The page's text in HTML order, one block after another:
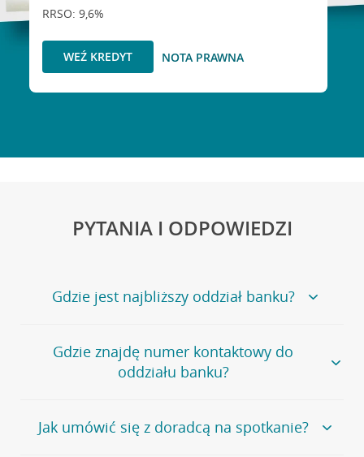
RRSO: 9,6%
WEŹ KREDYT NOTA PRAWNA
PYTANIA I ODPOWIEDZI
Gdzie jest najbliższy oddział banku?
Jeśli szukasz oddziału naszego banku, zapraszamy na
stronęPlacówki i bankomaty, na której znajduje się
wygodna wyszukiwarka.
oddziałów
Gdzie znajdę numer kontaktowy do
oddziału banku?
Bank Credit Agricole nie udostępnia ogólnego numeru
telefonu do placówki bankowej.
Jak umówić się z doradcą na spotkanie?